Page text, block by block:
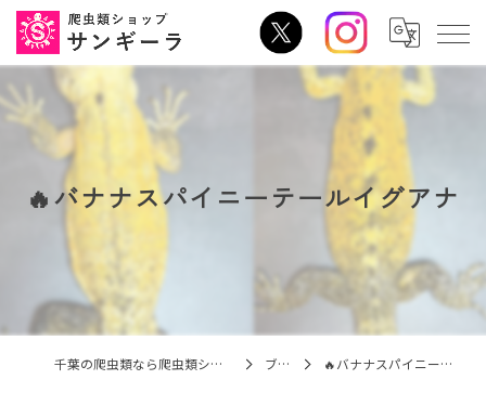
🔥バナナスパイニーテールイグアナ
千葉の爬虫類なら爬虫類ショップ サンギーラ ブログ 🔥バナナスパイニーテールイグアナ